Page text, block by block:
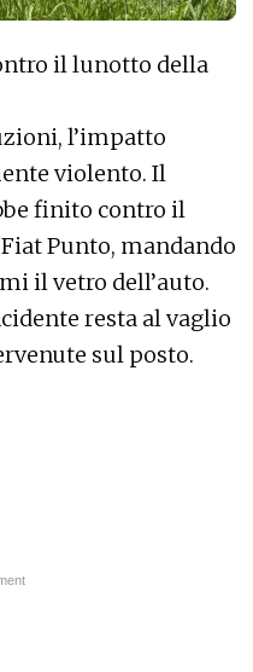
il lunotto della
l’impatto
violento. Il
finito contro il
Punto, mandando
il vetro dell’auto.
resta al vaglio
sul posto.